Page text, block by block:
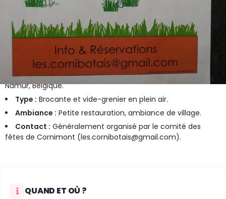
Cet événement annuel propose une ambiance
conviviale, de la petite restauration sur place et attire de
nombreux exposants et chineurs.
Informations clés :
Date :16 août 2026.
Lieu :Village de Cornimont (Commune de Bièvre, 5555),
Namur, Belgique.
Type : Brocante et vide-grenier en plein air.
Ambiance : Petite restauration, ambiance de village.
Contact : Généralement organisé par le comité des
fêtes de Cornimont (les.cornibotais@gmail.com).
QUAND ET OÙ ?